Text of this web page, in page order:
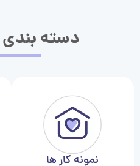
دسته بندی
نمونه کار ها